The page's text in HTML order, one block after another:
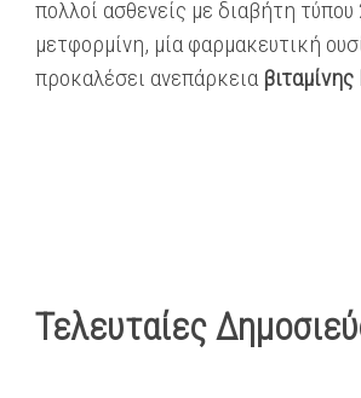
πολλοί ασθενείς με διαβήτη τύπου
μετφορμίνη, μία φαρμακευτική
προκαλέσει ανεπάρκεια
Τελευταίες